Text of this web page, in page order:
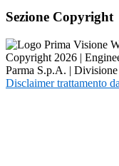
Sezione Copyright
Copyright 2026 |
Parma S.p.A. |
Disclaimer trattamento